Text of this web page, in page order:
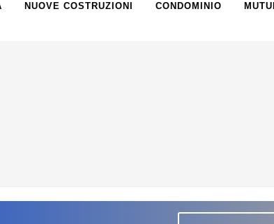
NUOVE COSTRUZIONI CONDOMINIO MUTUI